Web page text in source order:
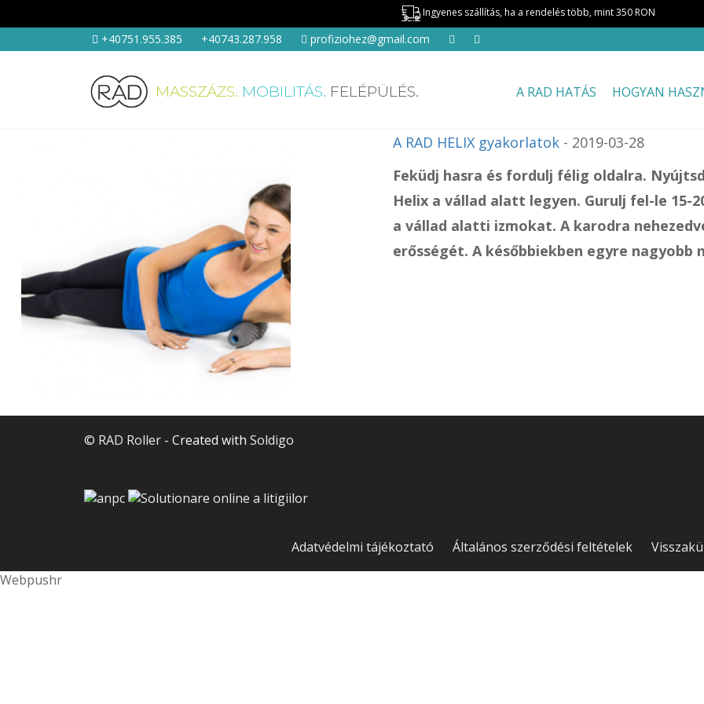
Ingyenes szállítás, ha a rendelés több, mint 350 RON
+40751.955.385 +40743.287.958 profiziohez@gmail.com
MASSZÁZS. MOBILITÁS. FELÉPÜLÉS. A RAD HATÁS HOGYAN
A RAD HELIX gyakorlatok - 2019-03-28
Feküdj hasra és fordulj félig oldalra.
Helix a vállad alatt legyen. Gurulj fel-le 15-
a vállad alatti izmokat. A karodra
erősségét. A későbbiekben egyre nagyobb
© RAD Roller - Created with Soldigo
Adatvédelmi tájékoztató Általános szerződési feltételek
Webpushr